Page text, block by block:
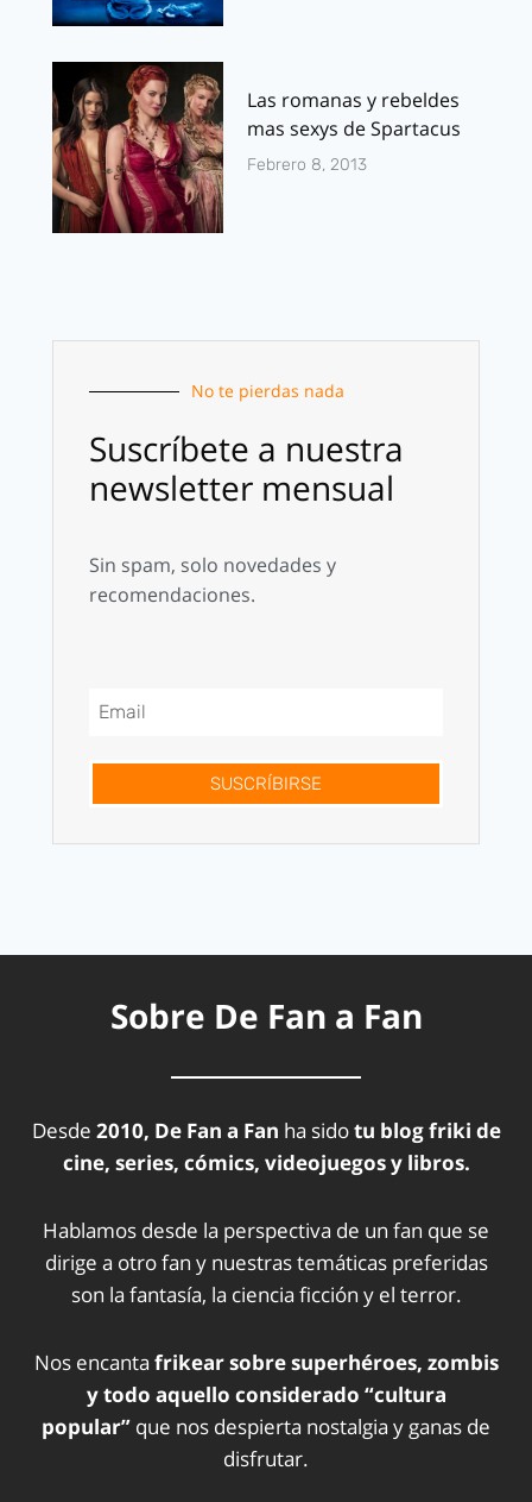
Las romanas y rebeldes
mas sexys de Spartacus
Febrero 8, 2013
No te pierdas nada
Suscríbete a nuestra
newsletter mensual
Sin spam, solo novedades y
recomendaciones.
SUSCRÍBIRSE
Sobre De Fan a Fan
Desde 2010, De Fan a Fan ha sidotu blog friki de
cine, series, cómics, videojuegos y libros.
Hablamos desde la perspectiva de un fan que se
dirige a otro fan y nuestras temáticas preferidas
son la fantasía, la ciencia ficción y el terror.
Nos encanta frikear sobre superhéroes, zombis
y todo aquello considerado “cultura
popular” que nos despierta nostalgia y ganas de
disfrutar.